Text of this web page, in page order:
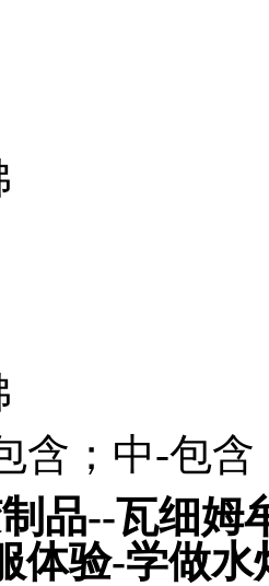
含；中-包
品--瓦细姆
体验-学做